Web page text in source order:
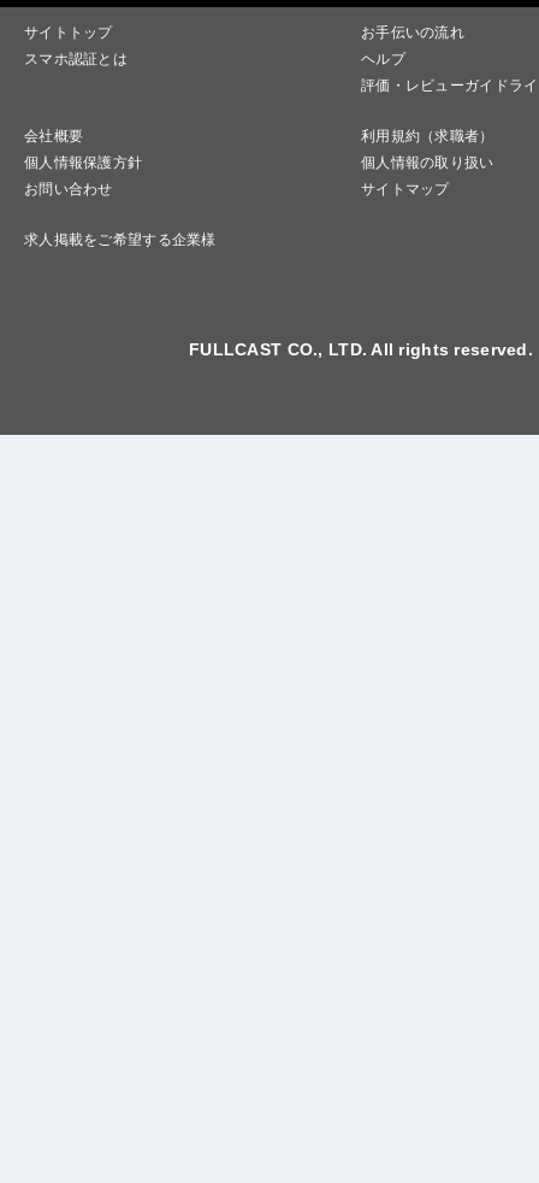
サイトトップ
お手伝いの流れ
スマホ認証とは
ヘルプ
評価・レビューガイドラ
会社概要
利用規約（求職者）
個人情報保護方針
個人情報の取り扱い
お問い合わせ
サイトマップ
求人掲載をご希望する企業様
FULLCAST CO., LTD. All rights reserved.